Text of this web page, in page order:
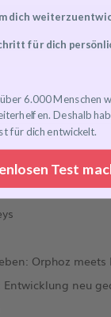
Orphoz meets
neu
dich
für dich
6.000 Menschen
Deshalb
für dich entwickelt.
Test